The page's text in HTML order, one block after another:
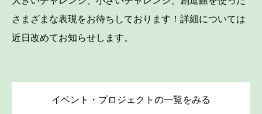
さまざまな表現をお待ちしております！詳細については
近日改めてお知らせします。
イベント・プロジェクトの一覧をみる